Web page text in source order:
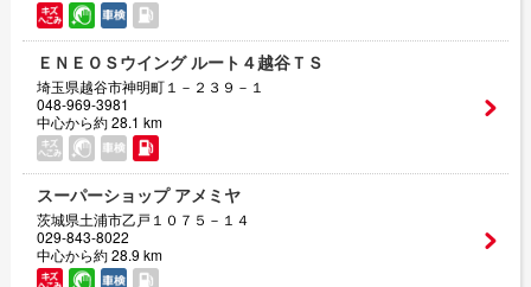
ＥＮＥＯＳウイング ルート４越谷ＴＳ
埼玉県越谷市神明町１－２３９－１
048-969-3981
中心から約 28.1 km
スーパーショップ アメミヤ
茨城県土浦市乙戸１０７５－１４
029-843-8022
中心から約 28.9 km